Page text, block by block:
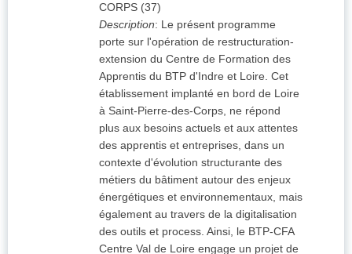
CORPS (37)
Description: Le présent programme
porte sur l'opération de restructuration-
extension du Centre de Formation des
Apprentis du BTP d'Indre et Loire. Cet
établissement implanté en bord de Loire
à Saint-Pierre-des-Corps, ne répond
plus aux besoins actuels et aux attentes
des apprentis et entreprises, dans un
contexte d'évolution structurante des
métiers du bâtiment autour des enjeux
énergétiques et environnementaux, mais
également au travers de la digitalisation
des outils et process. Ainsi, le BTP-CFA
Centre Val de Loire engage un projet de